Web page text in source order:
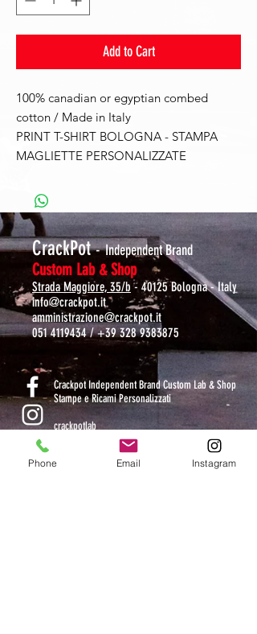
Add to Cart
100% canadian or egyptian combed
cotton / Made in Italy
PRINT T-SHIRT BOLOGNA - STAMPA
MAGLIETTE PERSONALIZZATE
CrackPot- Independent Brand
Custom Lab & Shop
Strada Maggiore, 35/b- 40125 Bologna - Italy
info@crackpot.it
amministrazione@crackpot.it
051 4119434/+39 328 9383875
Crackpot Independent Brand Custom Lab & Shop
Stampe e Ricami Personalizzati
crackpotlab
Phone Email Instagram